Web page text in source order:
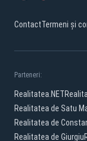
ContactTermeni și
Parteneri:
Realitatea.NET
Realitatea de Satu
Realitatea de
Realitatea de Giurgiu